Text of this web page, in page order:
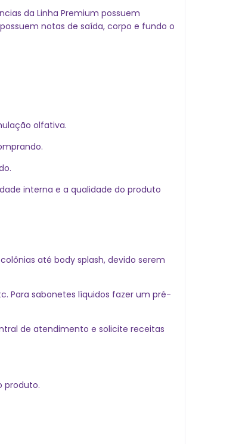
da Linha Premium possuem
notas de saída, corpo e fundo o
olfativa.
interna e a qualidade do produto
até body splash, devido serem
Para sabonetes líquidos fazer um pré-
de atendimento e solicite receitas
produto.